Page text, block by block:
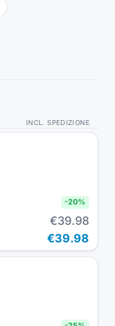
INCL. SPEDIZIONE
-20%
€39.98
€39.98